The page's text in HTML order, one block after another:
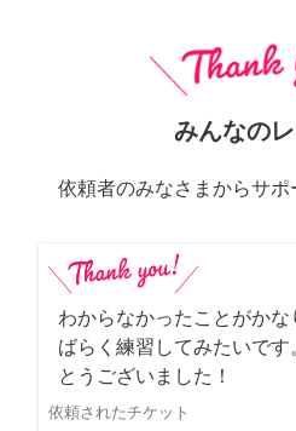
みんなの
依頼者のみなさまからサ
わからなかったことがか
ばらく練習してみたいで
とうございました！
依頼されたチケット